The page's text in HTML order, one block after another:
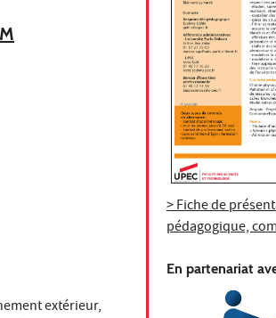
extérieur,
> Fiche de
pédagogique,
En partenariat